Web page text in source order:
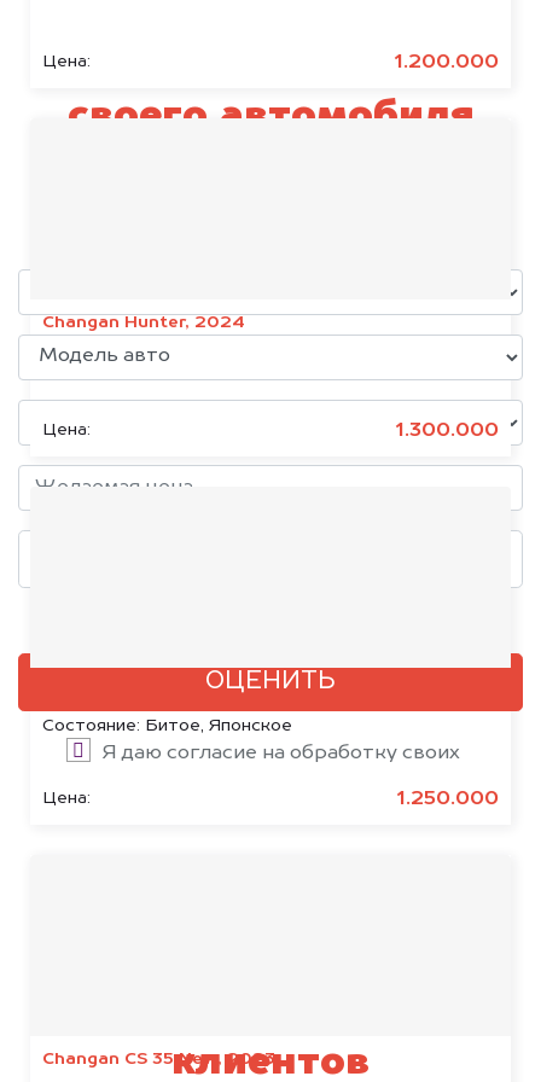
Цена: 1.200.000
Changan Hunter, 2024
Состояние:Битое, Китайское
Цена: 1.300.000
Toyota RAV4, 2020
Состояние: Битое, Японское
Цена: 1.250.000
Changan CS 35 New, 2023
Узнай стоимость
своего автомобиля
ОЦЕНИТЬ
Я даю согласие на обработку своих
политикой конфиденциальности
клиентов